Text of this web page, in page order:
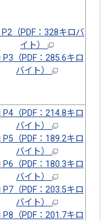
P2（PDF：328キロバ
イト）
P3（PDF：285.6キロ
バイト）
P4（PDF：214.8キロ
バイト）
P5（PDF：189.2キロ
バイト）
P6（PDF：180.3キロ
バイト）
P7（PDF：203.5キロ
バイト）
P8（PDF：201.7キロ